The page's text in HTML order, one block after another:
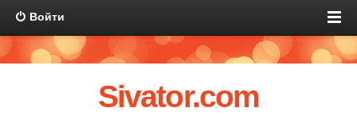
Войти
Sivator.com